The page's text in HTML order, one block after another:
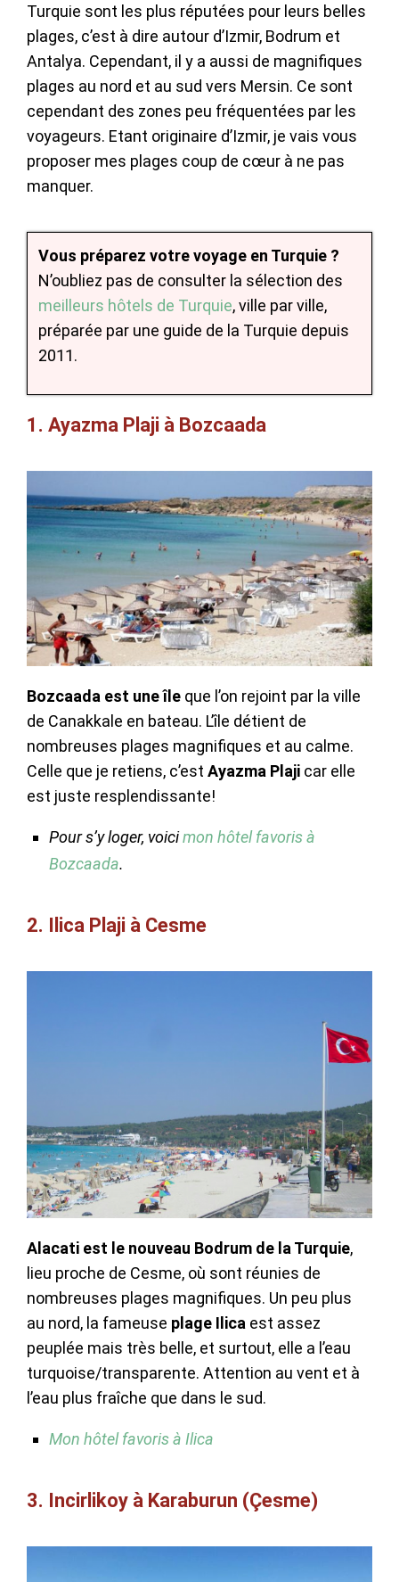
Turquie sont les plus réputées pour leurs belles
plages, c’est à dire autour d’Izmir, Bodrum et
Antalya. Cependant, il y a aussi de magnifiques
plages au nord et au sud vers Mersin. Ce sont
cependant des zones peu fréquentées par les
voyageurs. Etant originaire d’Izmir, je vais vous
proposer mes plages coup de cœur à ne pas
manquer.
Vous préparez votre voyage en Turquie ?
N’oubliez pas de consulter la sélection des
meilleurs hôtels de Turquie, ville par ville,
préparée par une guide de la Turquie depuis
2011.
1. Ayazma Plaji à Bozcaada
Bozcaada est une île que l’on rejoint par la ville
de Canakkale en bateau. L’île détient de
nombreuses plages magnifiques et au calme.
Celle que je retiens, c’est Ayazma Plaji car elle
est juste resplendissante!
Pour s’y loger, voicimon hôtel favoris à
Bozcaada.
2. Ilica Plaji à Cesme
Alacati est le nouveau Bodrum de la Turquie,
lieu proche de Cesme, où sont réunies de
nombreuses plages magnifiques. Un peu plus
au nord, la fameuse plage Ilica est assez
peuplée mais très belle, et surtout, elle a l’eau
turquoise/transparente. Attention au vent et à
l’eau plus fraîche que dans le sud.
Mon hôtel favoris à Ilica
3. Incirlikoy à Karaburun (Çesme)